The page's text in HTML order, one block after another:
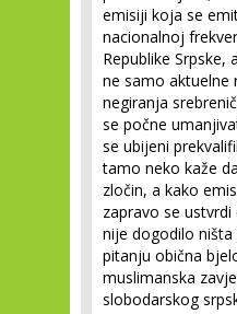
emisiji koja se
nacionalnoj
Republike Srpske,
ne samo aktuelne
negiranja
se počne
se ubijeni
tamo neko kaže
zločin, a kako
zapravo se ustvrdi
nije dogodilo
pitanju obična
muslimanska
slobodarskog